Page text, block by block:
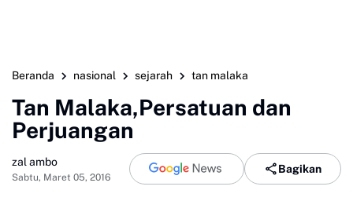
Beranda nasional sejarah tan malaka
Tan Malaka,Persatuan dan
Perjuangan
zal ambo
Sabtu, Maret 05, 2016
Bagikan